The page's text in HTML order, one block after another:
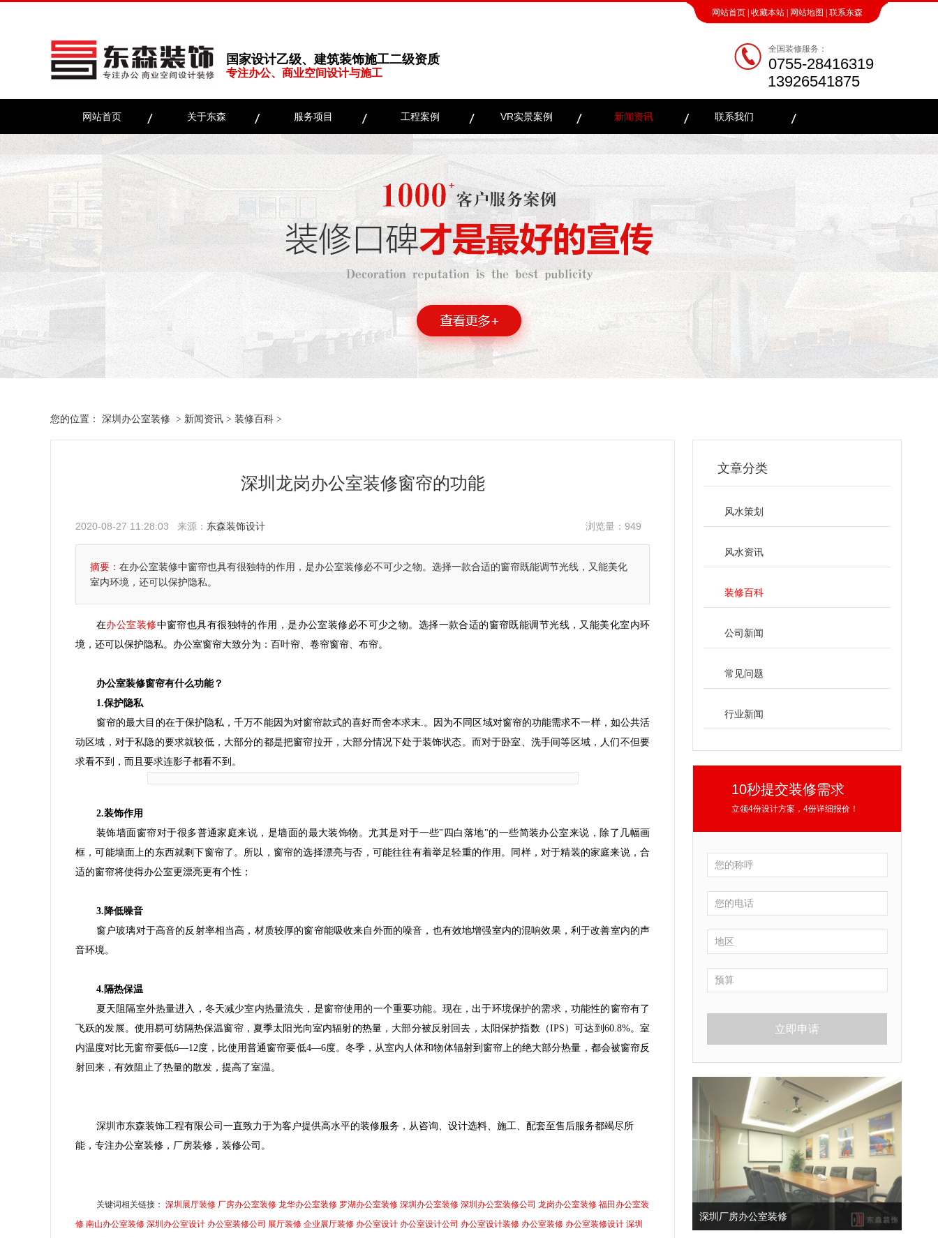
网站首页 收藏本站 网站地图 联系东森
国家设计乙级、建筑装饰施工二级资质
专注办公、商业空间设计与施工
全国装修服务：
0755-28416319
13926541875
网站首页 关于东森 服务项目 工程案例 VR实景案例 新闻资讯 联系我们
您的位置： 深圳办公室装修 > 新闻资讯 > 装修百科 >
深圳龙岗办公室装修窗帘的功能
2020-08-27 11:28:03 来源： 东森装饰设计 浏览量： 949
摘要： 在办公室装修中窗帘也具有很独特的作用，是办公室装修必不可少之物。选择一款合适的窗帘既能调节光线，又能美化
室内环境，还可以保护隐私。
在办公室装修中窗帘也具有很独特的作用，是办公室装修必不可少之物。选择一款合适的窗帘既能调节光线，又能美化室内环
境，还可以保护隐私。办公室窗帘大致分为：百叶帘、卷帘窗帘、布帘。
办公室装修窗帘有什么功能？
1.保护隐私
窗帘的最大目的在于保护隐私，千万不能因为对窗帘款式的喜好而舍本求末.。因为不同区域对窗帘的功能需求不一样，如公共活
动区域，对于私隐的要求就较低，大部分的都是把窗帘拉开，大部分情况下处于装饰状态。而对于卧室、洗手间等区域，人们不但要
求看不到，而且要求连影子都看不到。
2.装饰作用
装饰墙面窗帘对于很多普通家庭来说，是墙面的最大装饰物。尤其是对于一些"四白落地"的一些简装办公室来说，除了几幅画
框，可能墙面上的东西就剩下窗帘了。所以，窗帘的选择漂亮与否，可能往往有着举足轻重的作用。同样，对于精装的家庭来说，合
适的窗帘将使得办公室更漂亮更有个性；
3.降低噪音
窗户玻璃对于高音的反射率相当高，材质较厚的窗帘能吸收来自外面的噪音，也有效地增强室内的混响效果，利于改善室内的声
音环境。
4.隔热保温
夏天阻隔室外热量进入，冬天减少室内热量流失，是窗帘使用的一个重要功能。现在，出于环境保护的需求，功能性的窗帘有了
飞跃的发展。使用易可纺隔热保温窗帘，夏季太阳光向室内辐射的热量，大部分被反射回去，太阳保护指数（IPS）可达到60.8%。室
内温度对比无窗帘要低6—12度，比使用普通窗帘要低4—6度。冬季，从室内人体和物体辐射到窗帘上的绝大部分热量，都会被窗帘反
射回来，有效阻止了热量的散发，提高了室温。
深圳市东森装饰工程有限公司一直致力于为客户提供高水平的装修服务，从咨询、设计选料、施工、配套至售后服务都竭尽所
能，专注办公室装修，厂房装修，装修公司。
关键词相关链接： 深圳展厅装修 厂房办公室装修 龙华办公室装修 罗湖办公室装修 深圳办公室装修 深圳办公室装修公司 龙岗办公室装修 福田办公室装
修 南山办公室装修 深圳办公室设计 办公室装修公司 展厅装修 企业展厅装修 办公室设计 办公室设计公司 办公室设计装修 办公室装修 办公室装修设计 深圳
文章分类
风水策划
风水资讯
装修百科
公司新闻
常见问题
行业新闻
10秒提交装修需求
立领4份设计方案，4份详细报价！
立即申请
深圳厂房办公室装修